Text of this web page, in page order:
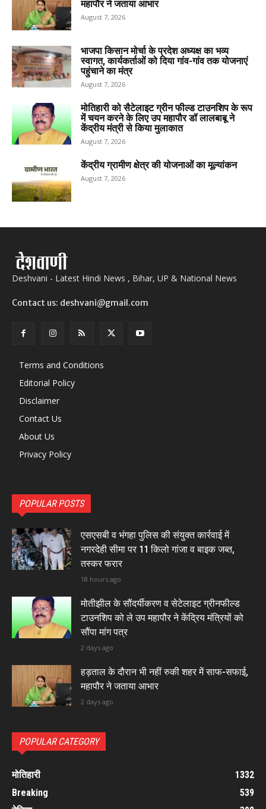
महापौर ने जताया आभार
August 7, 2026
भाजपा किसान मोर्चा के प्रदेश अध्यक्ष का भव्य
स्वागत, कार्यकर्ताओं को दिया गांव-गांव तक योजनाएं
पहुंचाने का मंत्र
August 7, 2026
मोतिहारी को सैटेलाइट ग्रीन फील्ड टाउनशिप के रूप
में चयन करने के लिए उप महापौर डॉ लालबाबू ने
केंद्रीय मंत्री से किया मुलाकात
August 7, 2026
केंद्रीय ग्रामीण क्षेत्र की योजनाओं का मूल्यांकन
August 7, 2026
Deshvani - Latest Hindi News , Bihar, UP & National News
Contact us: deshvani@gmail.com
Terms and Conditions
Editorial Policy
Disclaimer
Contact Us
About Us
Privacy Policy
POPULAR POSTS
एसएसबी व भंगहा पुलिस की संयुक्त कार्रवाई में
नगरदेही सीमा पर 11 किलो गांजा व बाइक जब्त,
तस्कर फरार
18 hours ago
मोतीझील के सौंदर्यीकरण व सेटेलाइट ग्रीनफील्ड
टाउनशिप को ले उप महापौर ने केंद्रिय मंत्रियों को
सौंपा मांग पत्र
2 days ago
हड़ताल के दौरान भी नहीं रुकी शहर में साफ-सफाई,
महापौर ने जताया आभार
2 days ago
POPULAR CATEGORY
मोतिहारी
1332
Breaking
539